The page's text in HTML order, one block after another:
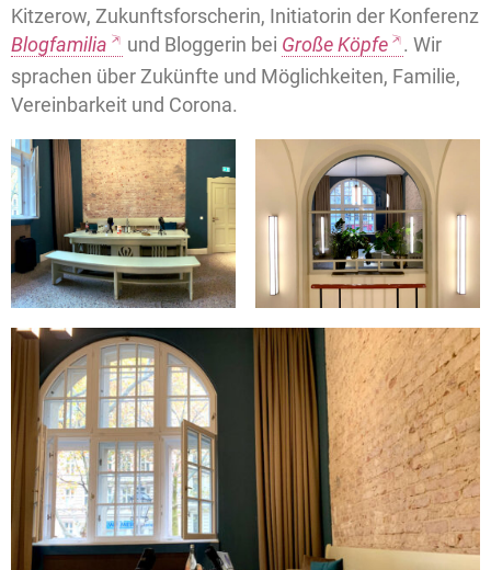
Kitzerow, Zukunftsforscherin, Initiatorin der Konferenz
Blogfamilia
und Bloggerin bei Große Köpfe
. Wir
sprachen über Zukünfte und Möglichkeiten, Familie,
Vereinbarkeit und Corona.